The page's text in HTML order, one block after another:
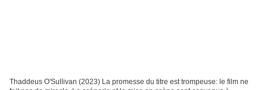
Thaddeus O'Sullivan (2023) La promesse du titre est trompeuse: le film ne